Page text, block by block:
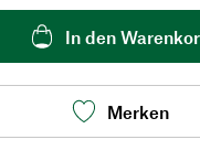
In den
Merken